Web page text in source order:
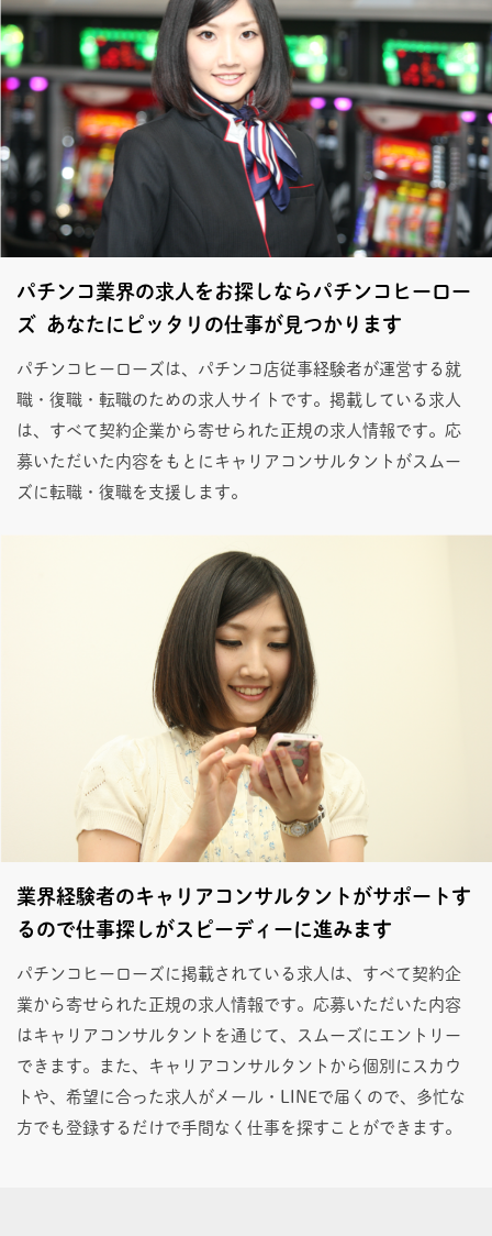
パチンコ業界の求人をお探しならパチンコヒーロー
ズ あなたにピッタリの仕事が見つかります
パチンコヒーローズは、パチンコ店従事経験者が運営する就
職・復職・転職のための求人サイトです。掲載している求人
は、すべて契約企業から寄せられた正規の求人情報です。応
募いただいた内容をもとにキャリアコンサルタントがスムー
ズに転職・復職を支援します。
業界経験者のキャリアコンサルタントがサポートす
るので仕事探しがスピーディーに進みます
パチンコヒーローズに掲載されている求人は、すべて契約企
業から寄せられた正規の求人情報です。応募いただいた内容
はキャリアコンサルタントを通じて、スムーズにエントリー
できます。また、キャリアコンサルタントから個別にスカウ
トや、希望に合った求人がメール・LINEで届くので、多忙な
方でも登録するだけで手間なく仕事を探すことができます。